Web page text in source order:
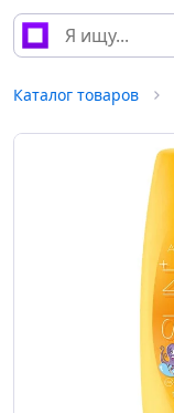
Каталог товаров